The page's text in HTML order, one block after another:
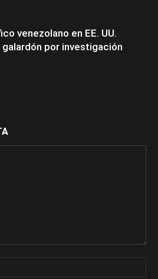
venezolano en EE. UU.
por investigación